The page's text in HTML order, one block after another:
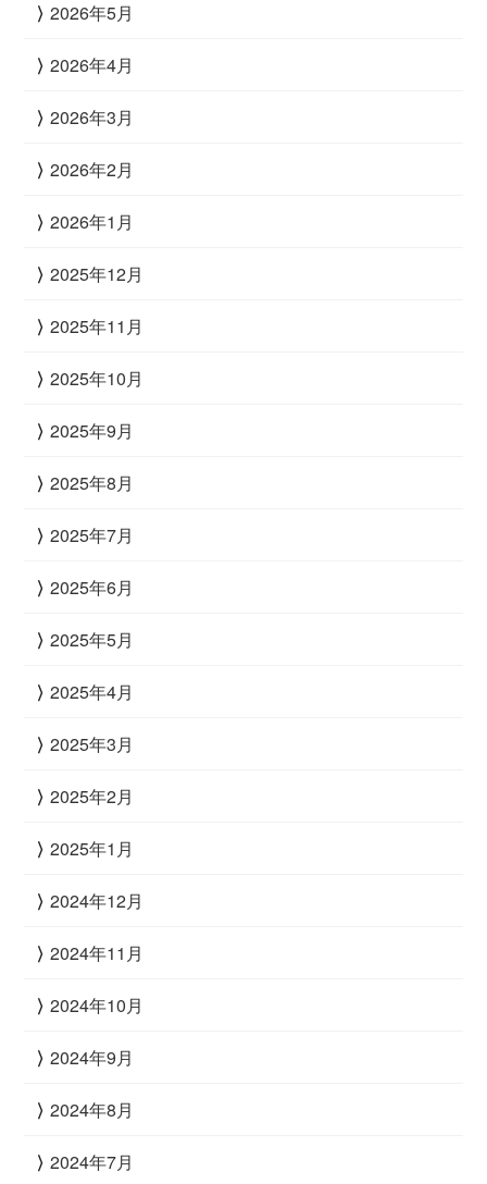
2026年5月
2026年4月
2026年3月
2026年2月
2026年1月
2025年12月
2025年11月
2025年10月
2025年9月
2025年8月
2025年7月
2025年6月
2025年5月
2025年4月
2025年3月
2025年2月
2025年1月
2024年12月
2024年11月
2024年10月
2024年9月
2024年8月
2024年7月